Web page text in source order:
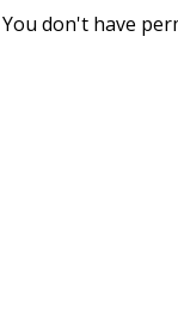
You don't have